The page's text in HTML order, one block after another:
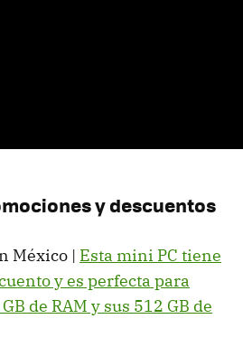
y descuentos
México | Esta mini PC tiene
y es perfecta para
de RAM y sus 512 GB de